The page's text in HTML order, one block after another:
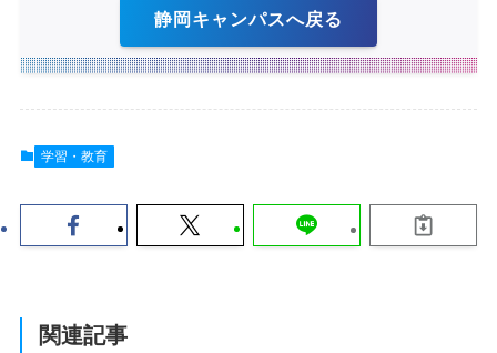
静岡キャンパスへ戻る
学習・教育
関連記事